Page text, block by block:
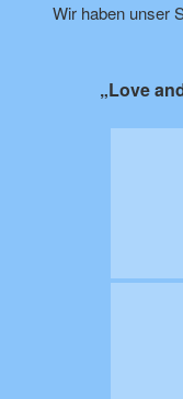
Wir haben unser
„Love